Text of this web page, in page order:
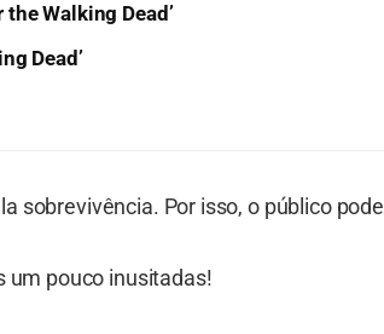
Walking Dead’
Dead’
sobrevivência. Por isso, o público pode
um pouco inusitadas!